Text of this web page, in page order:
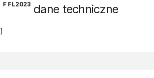
F FL2023dane techniczne